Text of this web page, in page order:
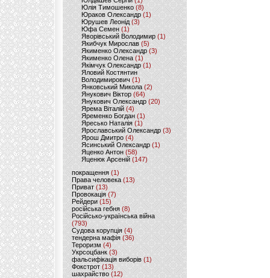
Юлія Тимошенко (8)
Юраков Олександр (1)
Юрушев Леонід (3)
Юфа Семен (1)
Яворівський Володимир (1)
Якибчук Мирослав (5)
Якименко Олександр (3)
Якименко Олена(1)
Якімчук Олександр (1)
Яловий Костянтин
Володимирович (1)
Янковський Микола(2)
Янукович Віктор (64)
Янукович Олександр(20)
Ярема Віталій(4)
Яременко Богдан(1)
Яресько Наталія(1)
Ярославський Олександр (3)
Ярош Дмитро (4)
Ясинський Олександр (1)
Яценко Антон(58)
Яценюк Арсеній (147)
покращення (1)
Права человека(13)
Приват (13)
Провокація (7)
Рейдери (15)
російська гебня (8)
Російсько-українська війна
(793)
Судова корупція (4)
тендерна мафія (36)
Тероризм (4)
Укрсоцбанк (3)
фальсифікація виборів (1)
Фокстрот(13)
шахрайство (12)